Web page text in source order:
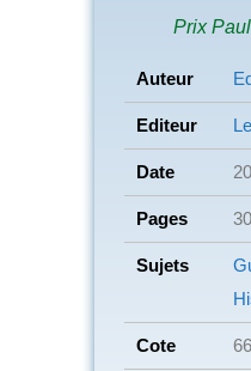
Prix
Auteur
Editeur
Date
Pages
Sujets
Cote